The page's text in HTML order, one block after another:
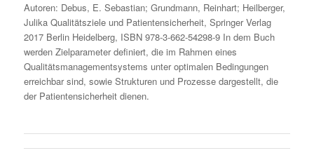
Autoren: Debus, E. Sebastian; Grundmann, Reinhart; Heilberger,
Julika Qualitätsziele und Patientensicherheit, Springer Verlag
2017 Berlin Heidelberg, ISBN 978-3-662-54298-9 In dem Buch
werden Zielparameter definiert, die im Rahmen eines
Qualitätsmanagementsystems unter optimalen Bedingungen
erreichbar sind, sowie Strukturen und Prozesse dargestellt, die
der Patientensicherheit dienen.